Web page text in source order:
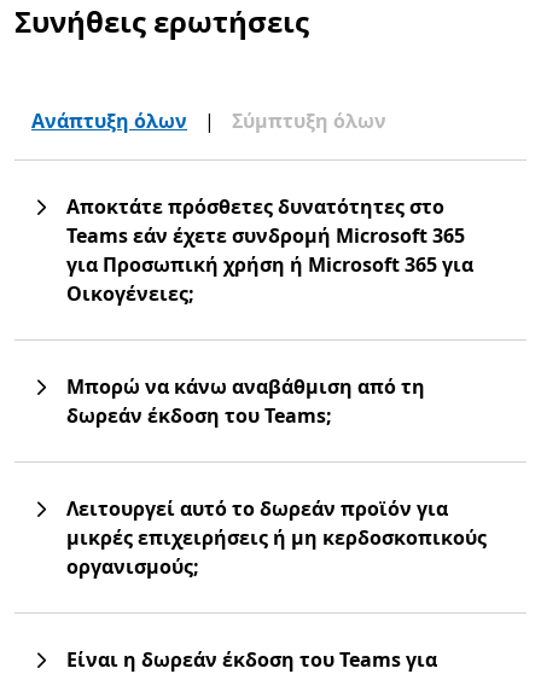
Συνήθεις ερωτήσεις
Ανάπτυξη όλων | Σύμπτυξη όλων
Αποκτάτε πρόσθετες δυνατότητες στο
Teams εάν έχετε συνδρομή Microsoft 365
για Προσωπική χρήση ή Microsoft 365 για
Οικογένειες;
Μπορώ να κάνω αναβάθμιση από τη
δωρεάν έκδοση του Teams;
Λειτουργεί αυτό το δωρεάν προϊόν για
μικρές επιχειρήσεις ή μη κερδοσκοπικούς
οργανισμούς;
Είναι η δωρεάν έκδοση του Teams για